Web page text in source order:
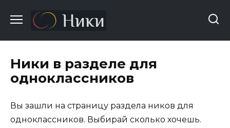
содержанию
Ники в разделе для
одноклассников
Вы зашли на страницу раздела ников для
одноклассников. Выбирай сколько хочешь.